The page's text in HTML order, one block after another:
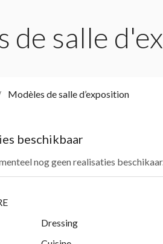
de salle
Modèles de salle d’exposition
beschikbaar
nog geen realisaties
Dressing